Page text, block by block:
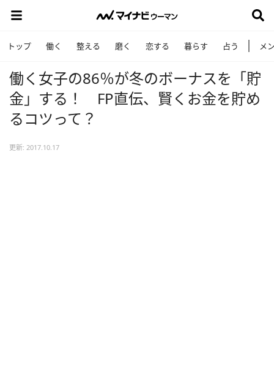
トップ 働く 整える 磨く 恋する 暮らす 占う メ
働く女子の86％が冬のボーナスを「貯
金」する！ FP直伝、賢くお金を貯め
るコツって？
更新: 2017.10.17